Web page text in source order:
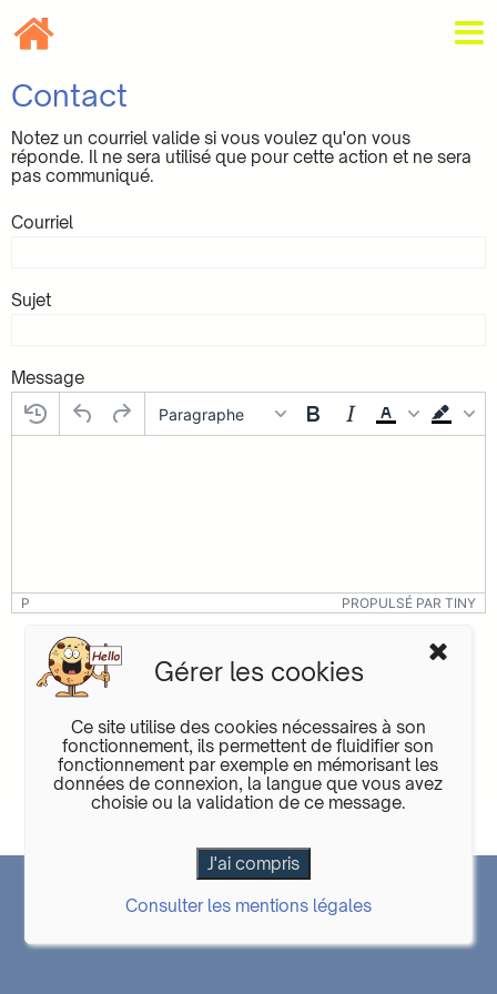
Contact
Notez un courriel valide si vous voulez qu'on vous
réponde. Il ne sera utilisé que pour cette action et ne sera
pas communiqué.
Courriel
Sujet
Message
Paragraphe
P PROPULSÉ PAR TINY
Envoyer
DOCUMENTATION|GIT
Gérer les cookies
Ce site utilise des cookies nécessaires à son
fonctionnement, ils permettent de fluidifier son
fonctionnement par exemple en mémorisant les
données de connexion, la langue que vous avez
choisie ou la validation de ce message.
Consulter les mentions légales